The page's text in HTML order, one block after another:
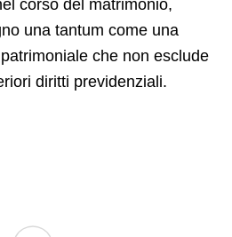
corso del matrimonio,
una tantum come una
che non esclude
diritti previdenziali.